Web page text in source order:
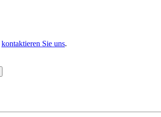
kontaktieren Sie uns.